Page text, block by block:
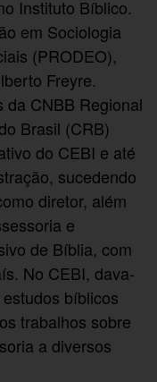
Instituto Bíblico.
em Sociologia
(PRODEO),
Freyre.
da CNBB Regional
Brasil (CRB)
do CEBI e até
sucedendo
diretor, além
e
de Bíblia, com
No CEBI, dava-
bíblicos
trabalhos sobre
a diversos